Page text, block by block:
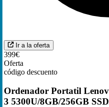
Ir a la oferta
399€
Oferta
código descuento
Ordenador Portatil
3 5300U/8GB/256GB